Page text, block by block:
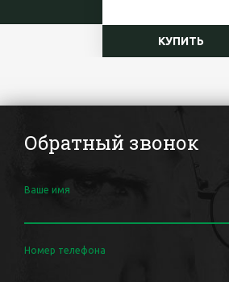
КУПИТЬ
Обратный звонок
Ваше имя
Номер телефона